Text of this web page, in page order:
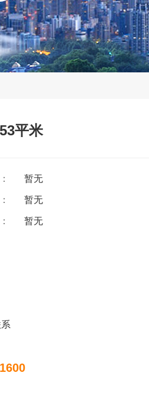
平米
： 暂无
： 暂无
： 暂无